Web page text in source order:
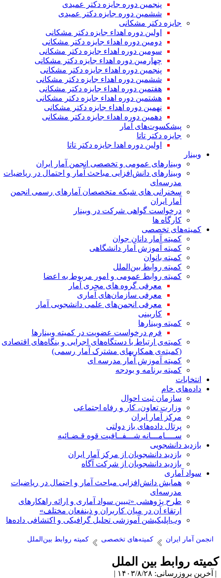
پنجمین دوره جایزه دکتر عمیدی
ششمین دوره جایزه دکتر عمیدی
جایزه دکتر مشکانی
اولین دوره اهداء جایزه دکتر مشکانی
دومین دوره اهداء جایزه دکتر مشکانی
سومین دوره اهداء جایزه دکتر مشکانی
چهارمین دوره اهداء جایزه دکتر مشکانی
پنجمین دوره اهداء جایزه دکتر مشکانی
ششمین دوره اهداء جایزه دکتر مشکانی
هفتمین دوره اهداء جایزه دکتر مشکانی
هشتمین دوره اهداء جایزه دکتر مشکانی
نهمین دوره اهداء جایزه دکتر مشکانی
دهمین دوره اهداء جایزه دکتر مشکانی
پیشکسوت‌های آمار
جایزه دکتر تاتا
اولین دوره اهدا جایزه دکتر تاتا
وبینار
وبینارهای عمومی و تخصصی انجمن آمار ایران
وبینارهای دانش‌افزایی مباحث آمار و احتمال در ریاضیات
مدرسه‌ای
سخنرانی های شبکه متخصصان آمارهای رسمی انجمن
آمار ایران
درخواست گواهی شرکت در وبینار
کارگاه ها
کمیته‌های تخصصی
کمیته آمار دانان جوان
کمیته آموزش آمار دانشگاهی
کمیته بانوان
کمیته روابط بین‌الملل
کمیته روابط عمومی و امور مربوط به اعضا
معرفی گروه های مجری آمار
معرفی سازمان‌های آماری
معرفی انجمن‌های علمی دانشجویی آمار
کاربینی
کمیته وبینارها
فرم درخواست عضویت در کمیته وبینارها
کمیته‌ی ارتباط با دستگاه‌های اجرایی و بنگاه‌های اقتصادی
(کمیته‌ی همکاریهای مشترک آمار رسمی)
کمیته آموزش آمار مدرسه ای
کمیته برنامه و بودجه
انتخابات
داده‌های خام
سازمان ثبت احوال
وزارت تعاون، کار و رفاه اجتماعی
مرکز آمار ایران
پرتال داده‌های باز دولتی
ســــامـــانه شـــفــافیت قوه قـضـائیه
بازدید دانشجویی
بازدید دانشجویان از مرکز آمار ایران
بازدید دانشجویان از شرکت آگاه
سواد آماری
همایش دانش‌افزایی مباحث آمار و احتمال در ریاضیات
مدرسه‌ای
طرح پژوهشی «تبیین سواد آماری و ارائه راهکارهای
ارتقاء آن در میان کاربران و ذینفعان مختلف»
وب‌اپلیکیشن آموزشی تحلیل گرافیکی و اکتشافی داده‌ها
انجمن آمار ایران کمیته‌های تخصصی کمیته روابط بین‌الملل
روابط بین الملل
بروزرسانی: ۱۴۰۳/۸/۲۸ |